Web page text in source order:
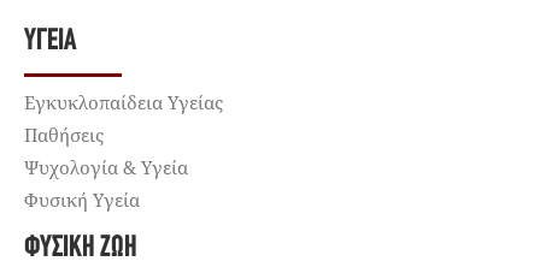
ΥΓΕΊΑ
Εγκυκλοπαίδεια Υγείας
Παθήσεις
Ψυχολογία & Υγεία
Φυσική Υγεία
ΦΥΣΙΚΉ ΖΩΉ